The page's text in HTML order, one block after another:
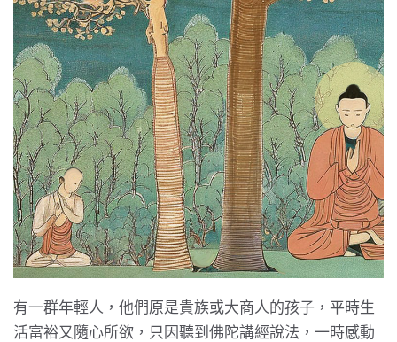
有一群年輕人，他們原是貴族或大商人的孩子，平時生
活富裕又隨心所欲，只因聽到佛陀講經說法，一時感動